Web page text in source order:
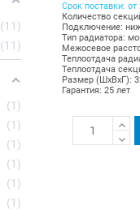
Срок поставки:
Количество
Подключение:
Тип радиатора:
Межосевое
Теплоотдача
Теплоотдача
Размер (ШхВхГ):
Гарантия: 25 лет
11
11
1
1
1
1
1
1